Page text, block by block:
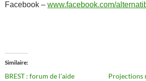
Facebook – www.facebook.com/
Similaire
BREST : forum de l’aide
Projections